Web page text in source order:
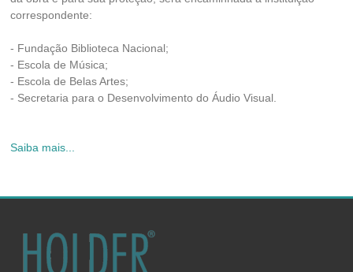
correspondente:
- Fundação Biblioteca Nacional;
- Escola de Música;
- Escola de Belas Artes;
- Secretaria para o Desenvolvimento do Áudio Visual.
Saiba mais...